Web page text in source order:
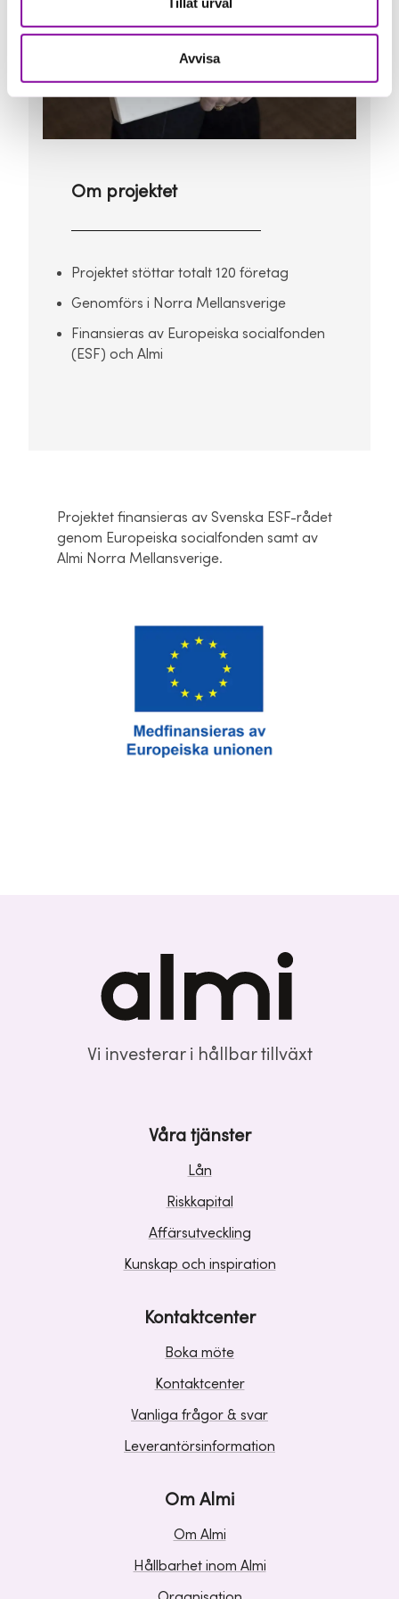
Avvisa
Om projektet
Projektet stöttar totalt 120 företag
Genomförs i Norra Mellansverige
Finansieras av Europeiska socialfonden
(ESF) och Almi
Projektet finansieras av Svenska ESF-rådet
genom Europeiska socialfonden samt av
Almi Norra Mellansverige.
Vi investerar i hållbar tillväxt
Våra tjänster
Lån
Riskkapital
Affärsutveckling
Kunskap och inspiration
Kontaktcenter
Boka möte
Kontaktcenter
Vanliga frågor & svar
Leverantörsinformation
Om Almi
Om Almi
Hållbarhet inom Almi